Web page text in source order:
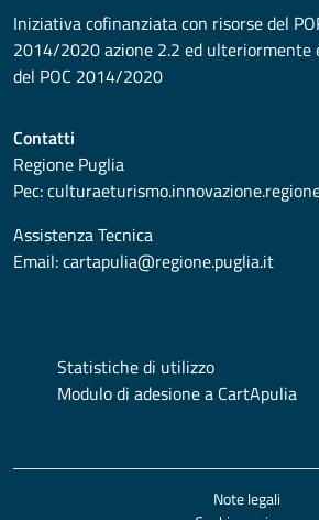
Iniziativa cofinanziata con risorse del
2014/2020 azione 2.2 ed ulteriormente
del POC 2014/2020
Contatti
Regione Puglia
Pec:
Assistenza Tecnica
Email:cartapulia@regione.puglia.it
Statistiche di utilizzo
Modulo di adesione a CartApulia
Note legali